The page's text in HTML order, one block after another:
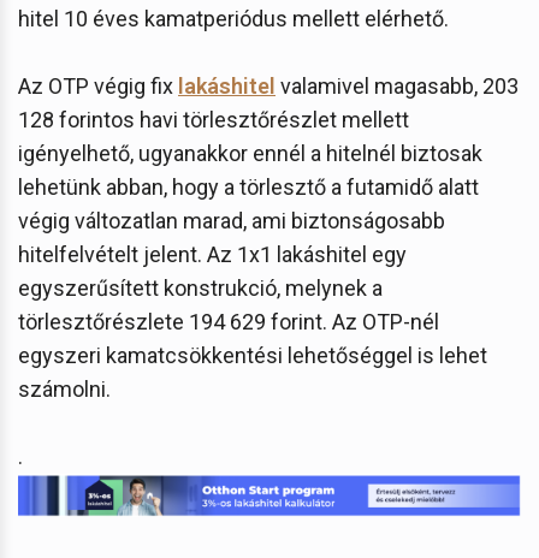
hitel 10 éves kamatperiódus mellett elérhető.
Az OTP végig fix lakáshitel valamivel magasabb, 203
128 forintos havi törlesztőrészlet mellett
igényelhető, ugyanakkor ennél a hitelnél biztosak
lehetünk abban, hogy a törlesztő a futamidő alatt
végig változatlan marad, ami biztonságosabb
hitelfelvételt jelent. Az 1x1 lakáshitel egy
egyszerűsített konstrukció, melynek a
törlesztőrészlete 194 629 forint. Az OTP-nél
egyszeri kamatcsökkentési lehetőséggel is lehet
számolni.
.